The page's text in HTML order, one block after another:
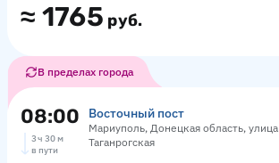
≈ 1765 руб.
В пределах города
08:00 Восточный пост
Мариуполь, Донецкая область, улица
Таганрогская
3 ч 30 м
в пути